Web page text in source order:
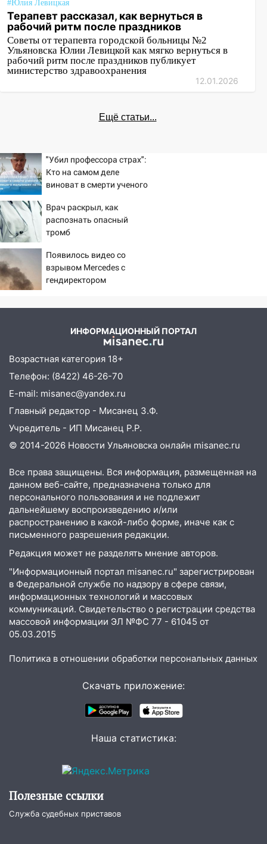
#Юлия Левицкая
Терапевт рассказал, как вернуться в
рабочий ритм после праздников
Советы от терапевта городской больницы №2
Ульяновска Юлии Левицкой как мягко вернуться в
рабочий ритм после праздников публикует
министерство здравоохранения
12.01.2026
Ещё статьи...
"Убил профессора страх":
Кто на самом деле
виноват в смерти ученого
мальчишек на поле с
горохом
Врач раскрыл, как
распознать опасный
тромб
Появилось видео со
взрывом Mercedes с
гендиректором
ИНФОРМАЦИОННЫЙ ПОРТАЛ
Возрастная категория 18+
Телефон: (8422) 46-26-70
E-mail: misanec@yandex.ru
Главный редактор - Мисанец З.Ф.
Учредитель - ИП Мисанец Р.Р.
© 2014-2026 Новости Ульяновска онлайн misanec.ru
Все права защищены. Вся информация, размещенная на
данном веб-сайте, предназначена только для
персонального пользования и не подлежит
дальнейшему воспроизведению и/или
распространению в какой-либо форме, иначе как с
письменного разрешения редакции.
Редакция может не разделять мнение авторов.
"Информационный портал misanec.ru" зарегистрирован
в Федеральной службе по надзору в сфере связи,
информационных технологий и массовых
коммуникаций. Свидетельство о регистрации средства
массовой информации ЭЛ №ФС 77 - 61045 от
05.03.2015
Политика в отношении обработки персональных данных
Скачать приложение:
Наша статистика:
Полезные ссылки
Служба судебных приставов